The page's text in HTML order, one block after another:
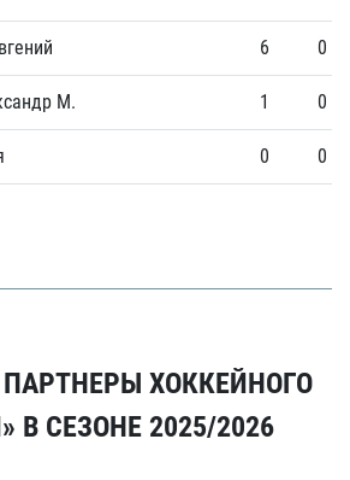
6 0
М. 1 0
0 0
ХОККЕЙНОГО
В СЕЗОНЕ 2025/2026